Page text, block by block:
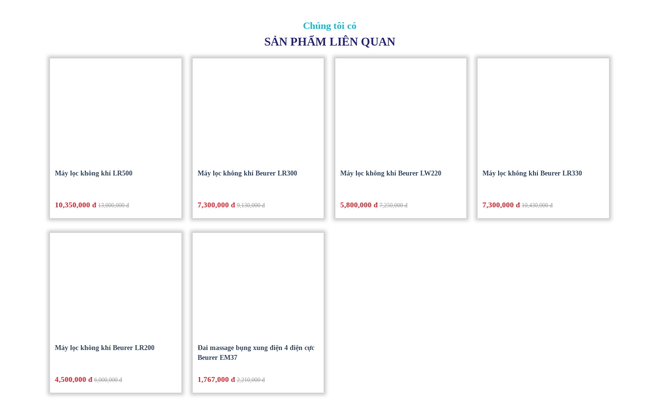
Chúng tôi có
SẢN PHẨM LIÊN QUAN
Máy lọc không khí LR500
10,350,000 đ 13,000,000 đ
Máy lọc không khí Beurer LR300
7,300,000 đ 9,130,000 đ
Máy lọc không khí Beurer LW220
5,800,000 đ 7,250,000 đ
Máy lọc không khí Beurer LR330
7,300,000 đ 10,430,000 đ
Máy lọc không khí Beurer LR200
4,500,000 đ 6,000,000 đ
Đai massage bụng xung điện 4 điện cực
Beurer EM37
1,767,000 đ 2,210,000 đ